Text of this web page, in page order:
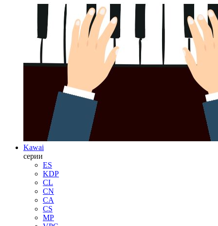
Kawai
серии
ES
KDP
CL
CN
CA
CS
MP